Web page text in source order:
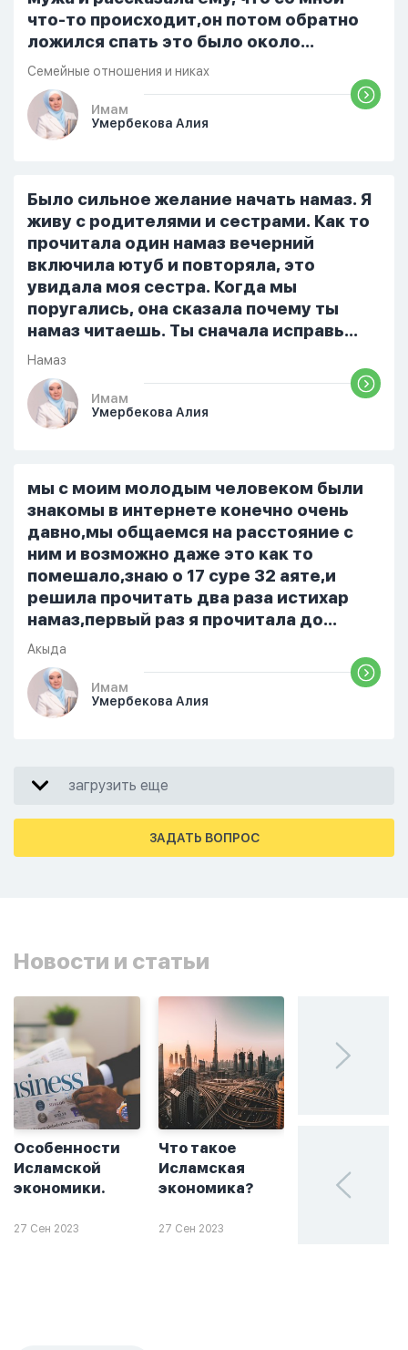
что-то происходит,он потом обратно
ложился спать это было около
одиннадцати вечера. Но я снова
разбудила его, сказав, что мне плохо.
Он ответил: «Я живу с больными». Мне
стало очень обидно, и я решила
проснулся и спросил, что случилось. И
я рассказала о своих проблемах. Затем
я сказала ему:...
Семейные отношения и никах
Имам
Умербекова Алия
Было сильное желание начать намаз. Я
живу с родителями и сестрами. Как то
прочитала один намаз вечерний
включила ютуб и повторяла, это
увидала моя сестра. Когда мы
поругались, она сказала почему ты
намаз читаешь. Ты сначала исправь
себя. После этого я не вставала на
намаз и не видела жайнамаз. Я просто
уже так не могу читать, смотреть . Дуа
я делаю скрытно если делаю дома. Я
От родных же людей.
Намаз
Имам
Умербекова Алия
мы с моим молодым человеком были
знакомы в интернете конечно очень
давно,мы общаемся на расстояние с
ним и возможно даже это как то
помешало,знаю о 17 суре 32 аяте,и
решила прочитать два раза истихар
намаз,первый раз я прочитала до
«Аср» намаза и сначала было
тревожно,позже стало спокойно и в
голову начали лезть только хорошие
мысли,во второй раз когда я решила в
ошибиться и то что намаз не
примется,совершила истихар во время
Акыда
Имам
Умербекова Алия
загрузить еще
ЗАДАТЬ ВОПРОС
Новости и статьи
Особенности
Исламской
экономики.
27 Сен 2023
Что такое
Исламская
экономика?
27 Сен 2023
халяльное